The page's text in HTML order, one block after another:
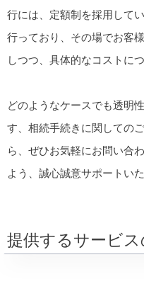
行には、定額制を採用して
行っており、その場でお客
しつつ、具体的なコストに
どのようなケースでも透明
す、相続手続きに関しての
ら、ぜひお気軽にお問い合
よう、誠心誠意サポートいた
提供するサービス